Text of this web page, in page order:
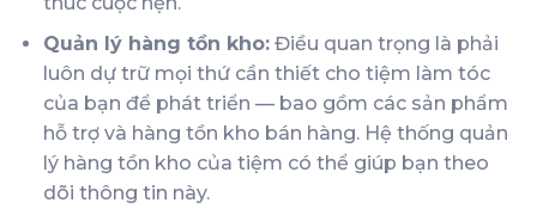
Quản lý hàng tồn kho:Điều quan trọng là phải
luôn dự trữ mọi thứ cần thiết cho tiệm làm tóc
của bạn để phát triển — bao gồm các sản phẩm
hỗ trợ và hàng tồn kho bán hàng. Hệ thống quản
lý hàng tồn kho của tiệm có thể giúp bạn theo
dõi thông tin này.